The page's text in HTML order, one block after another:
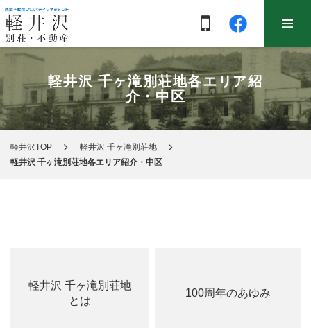
軽井沢 千ヶ滝別荘地各エリア紹
介・中区
軽井沢TOP
軽井沢 千ヶ滝別荘地
軽井沢 千ヶ滝別荘地各エリア紹介・中区
軽井沢 千ヶ滝別荘地
とは
100周年のあゆみ